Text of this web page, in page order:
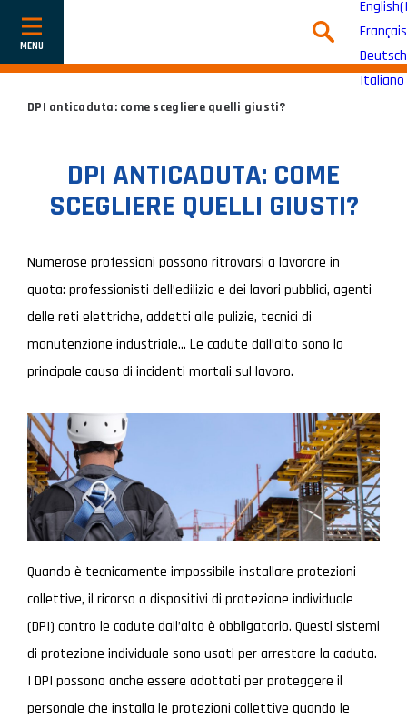
Mostra
o
English(
Français
Deutsch
Italiano
DPI anticaduta: come scegliere quelli giusti?
DPI ANTICADUTA: COME
SCEGLIERE QUELLI GIUSTI?
Numerose professioni possono ritrovarsi a lavorare in
quota: professionisti dell’edilizia e dei lavori pubblici, agenti
delle reti elettriche, addetti alle pulizie, tecnici di
manutenzione industriale… Le cadute dall’alto sono la
principale causa di incidenti mortali sul lavoro.
Quando è tecnicamente impossibile installare protezioni
collettive, il ricorso a dispositivi di protezione individuale
(DPI) contro le cadute dall’alto è obbligatorio. Questi sistemi
di protezione individuale sono usati per arrestare la caduta.
I DPI possono anche essere adottati per proteggere il
personale che installa le protezioni collettive quando le